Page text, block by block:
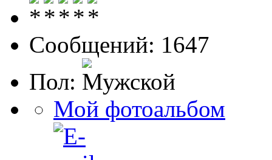
Сообщений: 1647
Пол:
Мой фотоальбом